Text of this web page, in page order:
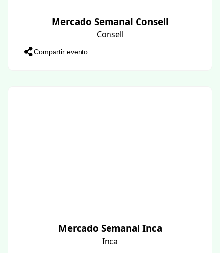
Mercado Semanal Consell
Consell
Compartir evento
Mercado Semanal Inca
Inca